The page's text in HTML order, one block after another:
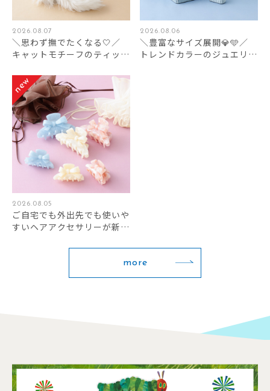
2026.08.07
＼思わず撫でたくなる🤍／
キャットモチーフのティッシ
2026.08.06
＼豊富なサイズ展開💎🩵／
トレンドカラーのジュエリー
2026.08.05
ご自宅でも外出先でも使いや
すいヘアアクセサリーが新登
more